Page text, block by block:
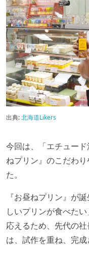
出典:北海道Likers
今回は、「エチュー
ねプリン』のこだわ
た。
『お昼ねプリン』が
しいプリンが食べた
応えるため、先代の
は、試作を重ね、完成